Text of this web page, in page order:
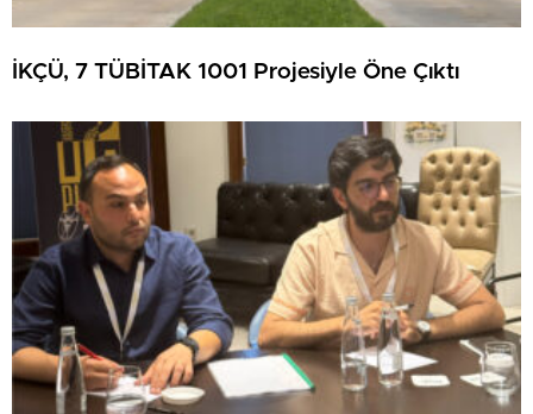
İKÇÜ, 7 TÜBİTAK 1001 Projesiyle Öne Çıktı